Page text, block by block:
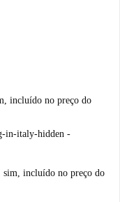
incluído no preço do
in-italy-hidden -
sim, incluído no preço do